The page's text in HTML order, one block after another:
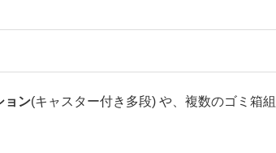
ョン(キャスター付き多段) や、複数のゴミ箱組